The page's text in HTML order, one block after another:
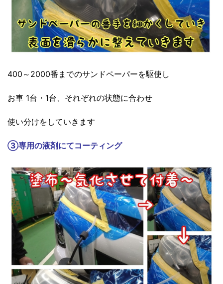
400～2000番までのサンドペーパーを駆使し
お車 1台・1台、それぞれの状態に合わせ
使い分けをしていきます
③専用の液剤にてコーティング